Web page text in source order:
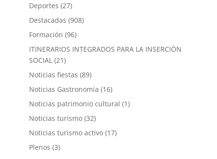
Deportes (27)
Destacadas (908)
Formación (96)
ITINERARIOS INTEGRADOS PARA LA INSERCIÓN
SOCIAL(21)
Noticias fiestas (89)
Noticias Gastronomía (16)
Noticias patrimonio cultural (1)
Noticias turismo(32)
Noticias turismo activo(17)
Plenos (3)